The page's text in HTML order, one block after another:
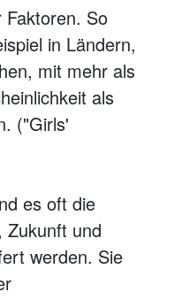
Faktoren. So
in Ländern,
mit mehr als
als
("Girls'
es oft die
Zukunft und
werden. Sie